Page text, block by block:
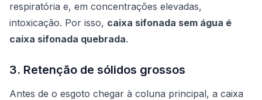
respiratória e, em concentrações elevadas,
intoxicação. Por isso, caixa sifonada sem água é
caixa sifonada quebrada.
3. Retenção de sólidos grossos
Antes de o esgoto chegar à coluna principal, a caixa